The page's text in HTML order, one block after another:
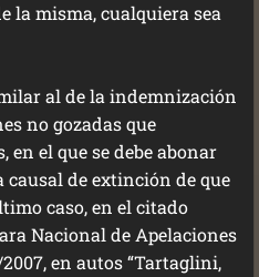
la misma, cualquiera sea
al de la indemnización
no gozadas que
el que se debe abonar
de extinción de que
caso, en el citado
Nacional de Apelaciones
en autos “Tartaglini,